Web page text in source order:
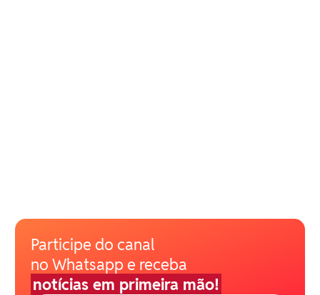
Participe do canal
no Whatsapp e receba
notícias em primeira mão!